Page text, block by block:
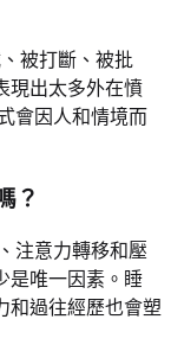
被打斷、被批
現出太多外在憤
會因人和情境而
？
注意力轉移和壓
是唯一因素。睡
和過往經歷也會塑